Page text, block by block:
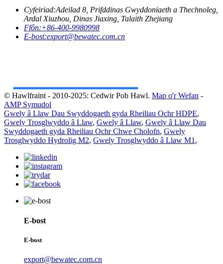
Cyfeiriad:Adeilad 8, Prifddinas Gwyddoniaeth a Thechnoleg,
Ardal Xiuzhou, Dinas Jiaxing, Talaith Zhejiang
Ffôn:+86-400-9980998
E-bost:export@bewatec.com.cn
© Hawlfraint - 2010-2025: Cedwir Pob Hawl. Map o'r Wefan -
AMP Symudol
Gwely â Llaw Dau Swyddogaeth gyda Rheiliau Ochr HDPE,
Gwely Trosglwyddo â Llaw, Gwely â Llaw, Gwely â Llaw Dau
Swyddogaeth gyda Rheiliau Ochr Chwe Cholofn, Gwely
Trosglwyddo Hydrolig M2, Gwely Trosglwyddo â Llaw M1 ,
E-bost
E-bost
export@bewatec.com.cn